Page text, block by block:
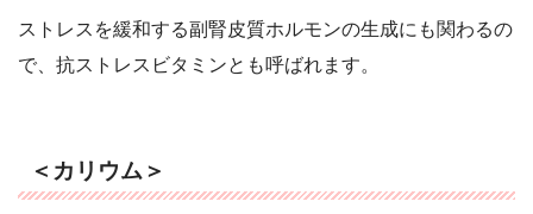
ストレスを緩和する副腎皮質ホルモンの生成にも関わるの
で、抗ストレスビタミンとも呼ばれます。
＜カリウム＞